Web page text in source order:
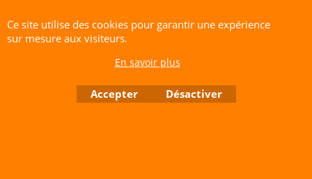
Site de Vente Par Correspondance.
Ce site utilise des cookies pour garantir une expérience
sur mesure aux visiteurs.
En savoir plus
Accepter Désactiver